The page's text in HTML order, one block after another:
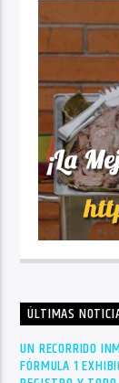
ÚLTIMAS
UN RECORRIDO
FÓRMULA 1